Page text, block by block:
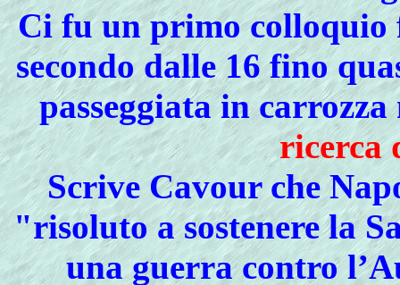
Ci fu un primo colloquio
secondo dalle 16 fino
passeggiata in
ricerca
Scrive Cavour che
"risoluto a sostenere la
una guerra contro